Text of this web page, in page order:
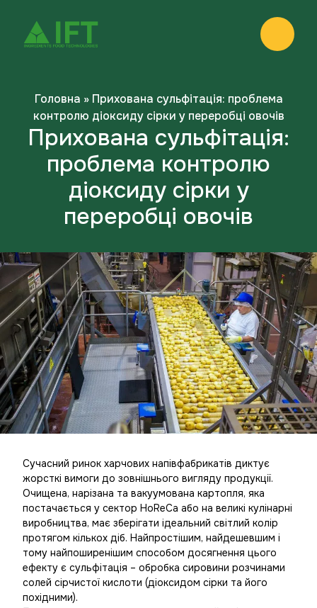
Головна » Прихована сульфітація: проблема
контролю діоксиду сірки у переробці овочів
Прихована сульфітація:
проблема контролю
діоксиду сірки у
переробці овочів
Сучасний ринок харчових напівфабрикатів диктує
жорсткі вимоги до зовнішнього вигляду продукції.
Очищена, нарізана та вакуумована картопля, яка
постачається у сектор HoReCa або на великі кулінарні
виробництва, має зберігати ідеальний світлий колір
протягом кількох діб. Найпростішим, найдешевшим і
тому найпоширенішим способом досягнення цього
ефекту є сульфітація – обробка сировини розчинами
солей сірчистої кислоти (діоксидом сірки та його
похідними).